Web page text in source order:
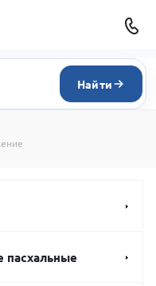
Найти
пасхальные